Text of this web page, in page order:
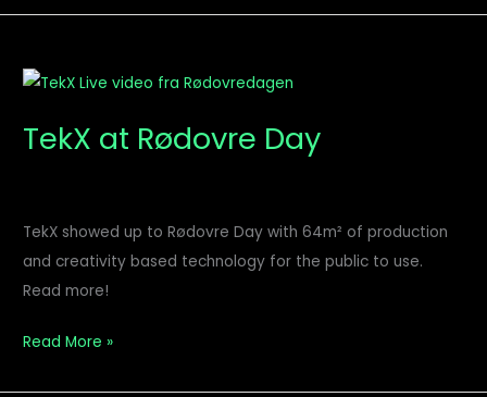
TekX at Rødovre Day
TekX showed up to Rødovre Day with 64m² of production
and creativity based technology for the public to use.
Read more!
TekX
Rødovre
Read More »